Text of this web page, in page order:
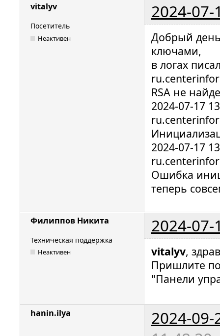
vitalyv 2024-07-
Посетитель
Неактивен
Добрый
ключами,
в логах
RSA не
2024-07-17
2024-07-17
Ошибка
теперь
Филиппов Никита 2024-07-
Техническая поддержка
Неактивен vitalyv,
Пришлите
"Панели
hanin.ilya
2024-09-